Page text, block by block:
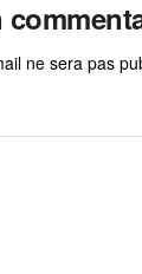
ne sera pas